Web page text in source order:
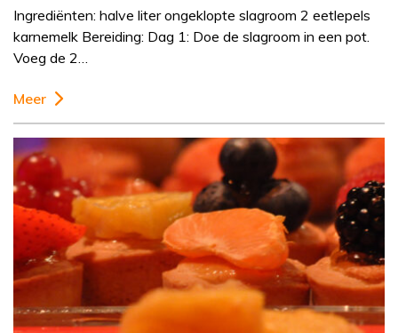
Ingrediënten: halve liter ongeklopte slagroom 2 eetlepels
karnemelk Bereiding: Dag 1: Doe de slagroom in een pot.
Voeg de 2…
Meer